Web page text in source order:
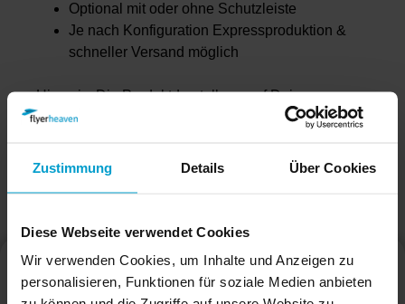
Zustimmung Details Über Cookies
Diese Webseite verwendet Cookies
Wir verwenden Cookies, um Inhalte und Anzeigen zu
personalisieren, Funktionen für soziale Medien anbieten
Optional mit oder ohne Schutzleiste
Je nach Konfiguration Expressproduktion &
schneller Versand möglich
Hinweis: Die Produktdarstellung auf Deinem
Bildschirm kann von der verschickten Ware
Schreibtischunterlagen DIN A2